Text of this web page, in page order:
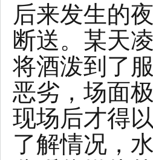
后来发生的
断送。某天
将酒泼到了
恶劣，场面
现场后才得
了解情况，